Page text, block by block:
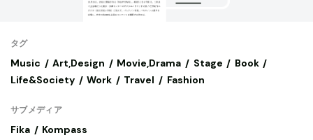
タグ
Music Art,Design Movie,Drama Stage
Book
Life&Society
Work Travel Fashion
サブメディア
Fika Kompass